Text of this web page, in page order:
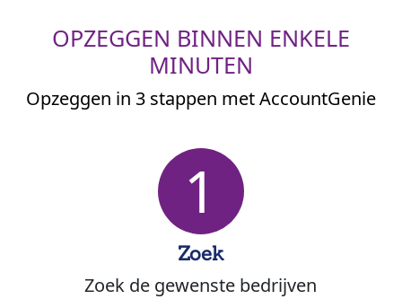
OPZEGGEN BINNEN ENKELE
MINUTEN
Opzeggen in 3 stappen met AccountGenie
1
Zoek
Zoek de gewenste bedrijven